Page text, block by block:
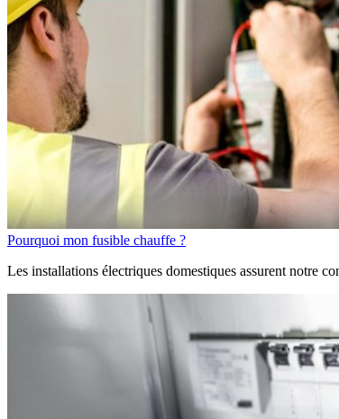
Pourquoi mon fusible chauffe ?
Les installations électriques domestiques assurent notre